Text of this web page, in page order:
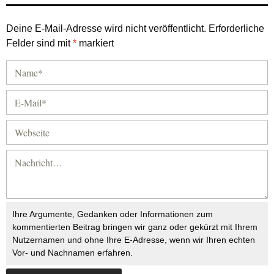
Deine E-Mail-Adresse wird nicht veröffentlicht. Erforderliche
Felder sind mit* markiert
Ihre Argumente, Gedanken oder Informationen zum
kommentierten Beitrag bringen wir ganz oder gekürzt mit Ihrem
Nutzernamen und ohne Ihre E-Adresse, wenn wir Ihren echten
Vor- und Nachnamen erfahren.